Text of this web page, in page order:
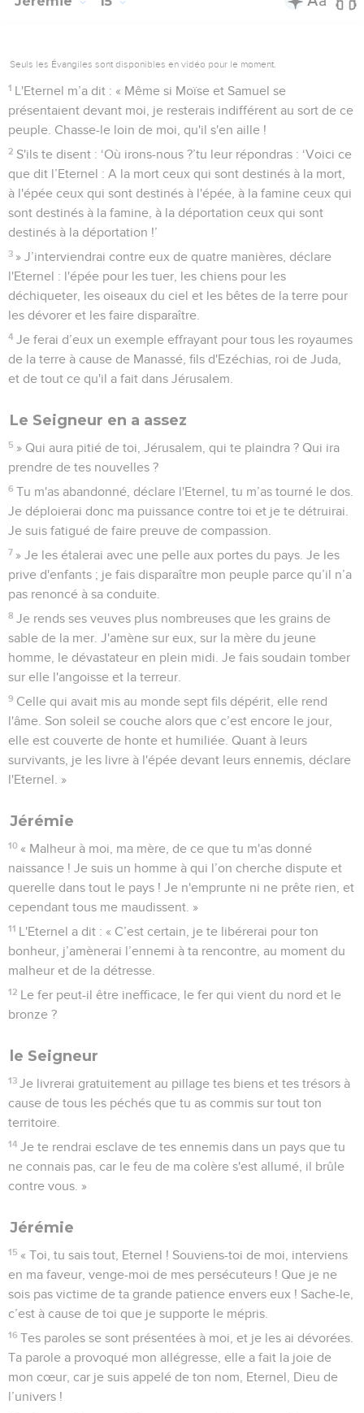
Seuls les Évangiles sont disponibles en vidéo pour le moment.
1 L'Eternel m’a dit : « Même si Moïse et Samuel se
présentaient devant moi, je resterais indifférent au sort de ce
peuple. Chasse-le loin de moi, qu'il s'en aille !
2 S'ils te disent : ‘Où irons-nous ?’tu leur répondras : ‘Voici ce
que dit l’Eternel : A la mort ceux qui sont destinés à la mort,
à l'épée ceux qui sont destinés à l'épée, à la famine ceux qui
sont destinés à la famine, à la déportation ceux qui sont
destinés à la déportation !’
3 » J’interviendrai contre eux de quatre manières, déclare
l'Eternel : l'épée pour les tuer, les chiens pour les
déchiqueter, les oiseaux du ciel et les bêtes de la terre pour
les dévorer et les faire disparaître.
4 Je ferai d’eux un exemple effrayant pour tous les royaumes
de la terre à cause de Manassé, fils d'Ezéchias, roi de Juda,
et de tout ce qu'il a fait dans Jérusalem.
Le Seigneur en a assez
5 » Qui aura pitié de toi, Jérusalem, qui te plaindra ? Qui ira
prendre de tes nouvelles ?
6 Tu m'as abandonné, déclare l'Eternel, tu m’as tourné le dos.
Je déploierai donc ma puissance contre toi et je te détruirai.
Je suis fatigué de faire preuve de compassion.
7 » Je les étalerai avec une pelle aux portes du pays. Je les
prive d'enfants ; je fais disparaître mon peuple parce qu’il n’a
pas renoncé à sa conduite.
8 Je rends ses veuves plus nombreuses que les grains de
sable de la mer. J'amène sur eux, sur la mère du jeune
homme, le dévastateur en plein midi. Je fais soudain tomber
sur elle l'angoisse et la terreur.
9 Celle qui avait mis au monde sept fils dépérit, elle rend
l'âme. Son soleil se couche alors que c’est encore le jour,
elle est couverte de honte et humiliée. Quant à leurs
survivants, je les livre à l'épée devant leurs ennemis, déclare
l'Eternel. »
Jérémie
10 « Malheur à moi, ma mère, de ce que tu m'as donné
naissance ! Je suis un homme à qui l’on cherche dispute et
querelle dans tout le pays ! Je n'emprunte ni ne prête rien, et
cependant tous me maudissent. »
11 L'Eternel a dit : « C’est certain, je te libérerai pour ton
bonheur, j’amènerai l’ennemi à ta rencontre, au moment du
malheur et de la détresse.
12 Le fer peut-il être inefficace, le fer qui vient du nord et le
bronze ?
le Seigneur
13 Je livrerai gratuitement au pillage tes biens et tes trésors à
cause de tous les péchés que tu as commis sur tout ton
territoire.
14 Je te rendrai esclave de tes ennemis dans un pays que tu
ne connais pas, car le feu de ma colère s'est allumé, il brûle
contre vous. »
Jérémie
15 « Toi, tu sais tout, Eternel ! Souviens-toi de moi, interviens
en ma faveur, venge-moi de mes persécuteurs ! Que je ne
sois pas victime de ta grande patience envers eux ! Sache-le,
c’est à cause de toi que je supporte le mépris.
16 Tes paroles se sont présentées à moi, et je les ai dévorées.
Ta parole a provoqué mon allégresse, elle a fait la joie de
mon cœur, car je suis appelé de ton nom, Eternel, Dieu de
l’univers !